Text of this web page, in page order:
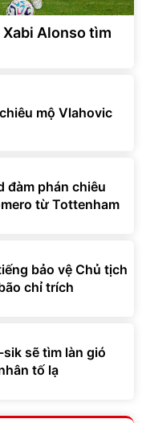
Xabi Alonso tìm
mộ Vlahovic
đàm phán chiêu
từ Tottenham
bảo vệ Chủ tịch
chỉ trích
sik sẽ tìm làn gió
tố lạ